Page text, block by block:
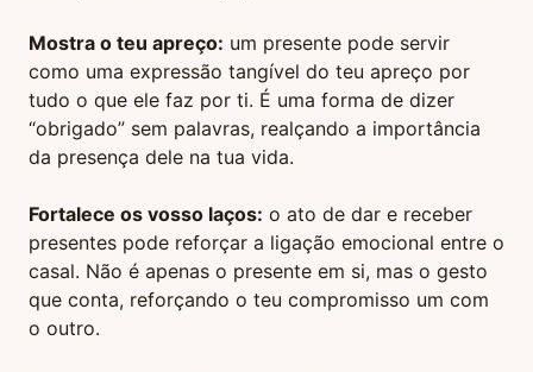
Mostra o teu apreço: um presente pode servir
como uma expressão tangível do teu apreço por
tudo o que ele faz por ti. É uma forma de dizer
“obrigado” sem palavras, realçando a importância
da presença dele na tua vida.
Fortalece os vosso laços: o ato de dar e receber
presentes pode reforçar a ligação emocional entre o
casal. Não é apenas o presente em si, mas o gesto
que conta, reforçando o teu compromisso um com
o outro.